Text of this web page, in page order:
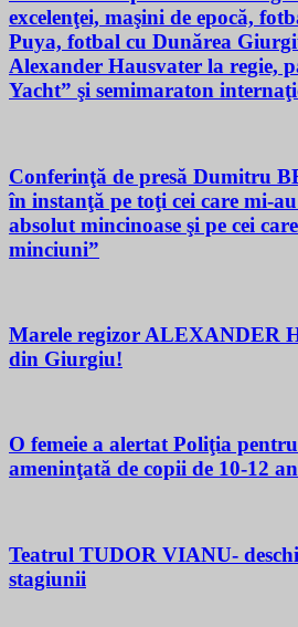
excelenţei, maşini de epocă,
Puya, fotbal cu Dunărea
Alexander Hausvater la regie,
Yacht” şi semimaraton
Conferinţă de presă Dumitru
în instanţă pe toţi cei care mi-
absolut mincinoase şi pe cei
minciuni”
Marele regizor ALEXANDER
din Giurgiu!
O femeie a alertat Poliţia
ameninţată de copii de 10-12
Teatrul TUDOR VIANU-
stagiunii